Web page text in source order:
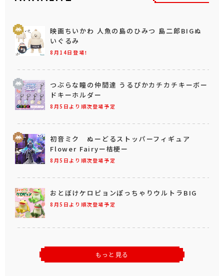
8月14日登場！
映画ちいかわ 人魚の島のひみつ 島二郎BIGぬ
いぐるみ
8月5日より順次登場予定
つぶらな瞳の仲間達 うるぴかカチカチキーボー
ドキーホルダー
8月5日より順次登場予定
初音ミク ぬーどるストッパーフィギュア
Flower Fairyー桔梗ー
8月5日より順次登場予定
おとぼけケロピョンぽっちゃりウルトラBIG
もっと見る